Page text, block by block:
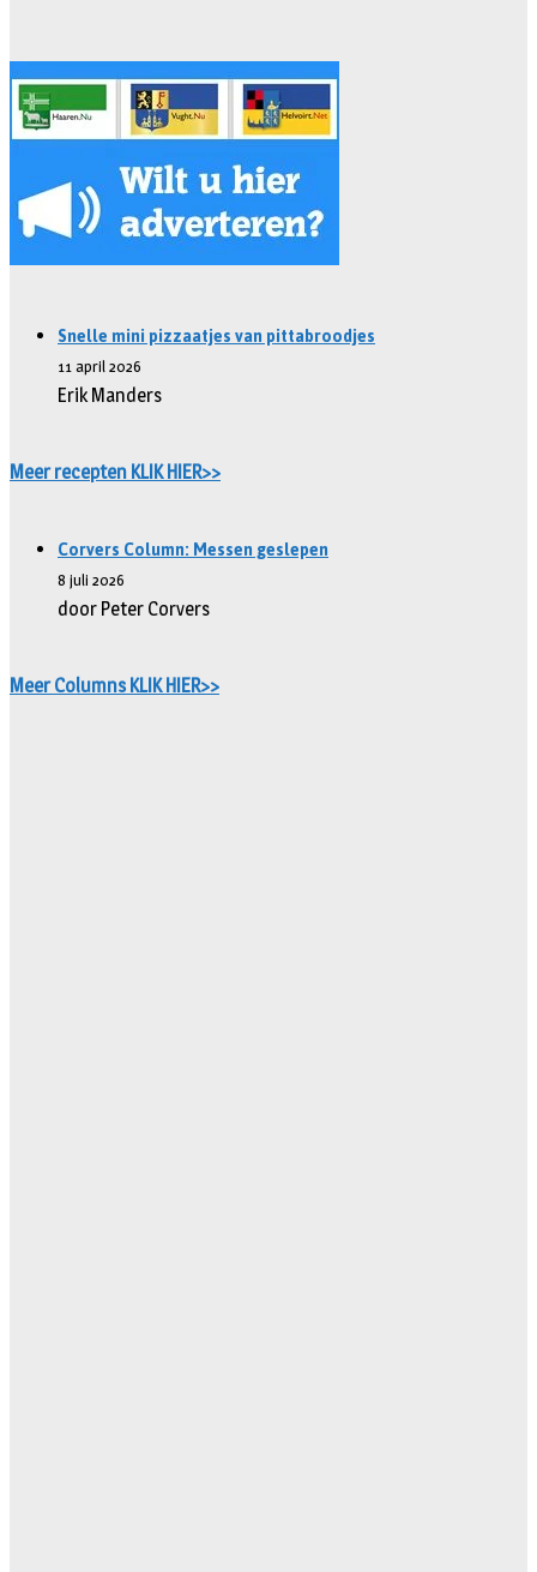
Snelle mini pizzaatjes van pittabroodjes
11 april 2026
Erik Manders
Meer recepten KLIK HIER>>
Corvers Column: Messen geslepen
8 juli 2026
door Peter Corvers
Meer Columns KLIK HIER>>